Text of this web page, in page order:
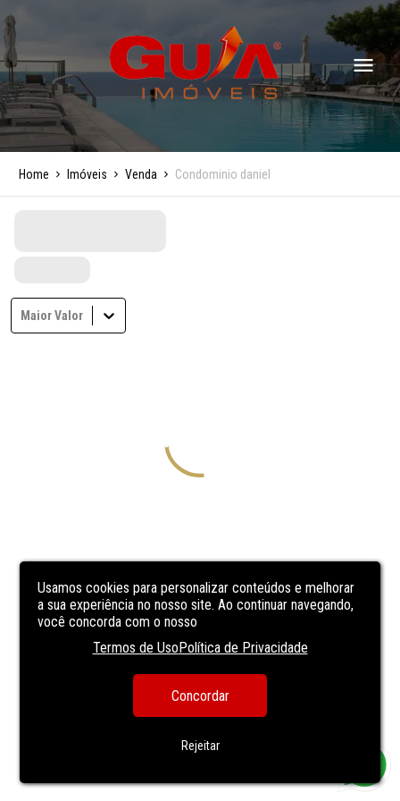
Usamos cookies para personalizar conteúdos e melhorar
a sua experiência no nosso site. Ao continuar navegando,
você concorda com o nosso
Termos de UsoPolítica de Privacidade
Concordar
Rejeitar
Home Imóveis Venda Condominio daniel
Maior Valor